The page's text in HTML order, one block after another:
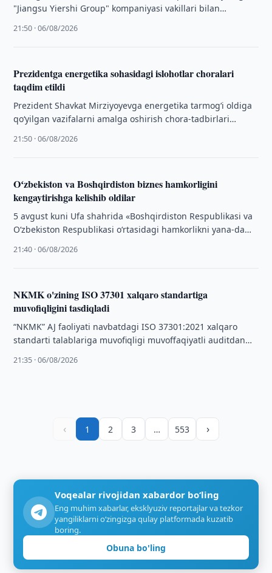
"Jiangsu Yiershi Group" kompaniyasi vakillari bilan
amalga oshirish …
21:50 · 06/08/2026
Prezidentga energetika sohasidagi islohotlar choralari
taqdim etildi
Prezident Shavkat Mirziyoyevga energetika tarmogʻi oldiga
qoʻyilgan vazifalarni amalga oshirish chora-tadbirlari
21:50 · 06/08/2026
Oʻzbekiston va Boshqirdiston biznes hamkorligini
kengaytirishga kelishib oldilar
5 avgust kuni Ufa shahrida «Boshqirdiston Respublikasi va
O‘zbekiston Respublikasi o‘rtasidagi hamkorlikni yana-da
21:40 · 06/08/2026
NKMK o'zining ISO 37301 xalqaro standartiga
muvofiqligini tasdiqladi
“NKMK” AJ faoliyati navbatdagi ISO 37301:2021 xalqaro
standarti talablariga muvofiqligi muvoffaqiyatli auditdan
sertifikatni …
21:35 · 06/08/2026
‹ 1 2 3 … 553 ›
Voqealar rivojidan xabardor bo‘ling
Eng muhim xabarlar, eksklyuziv reportajlar va tezkor
yangiliklarni o‘zingizga qulay platformada kuzatib
boring.
Obuna bo'ling